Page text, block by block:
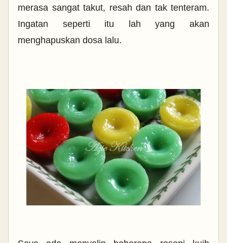
merasa sangat takut, resah dan tak tenteram.
Ingatan seperti itu lah yang akan
menghapuskan dosa lalu.